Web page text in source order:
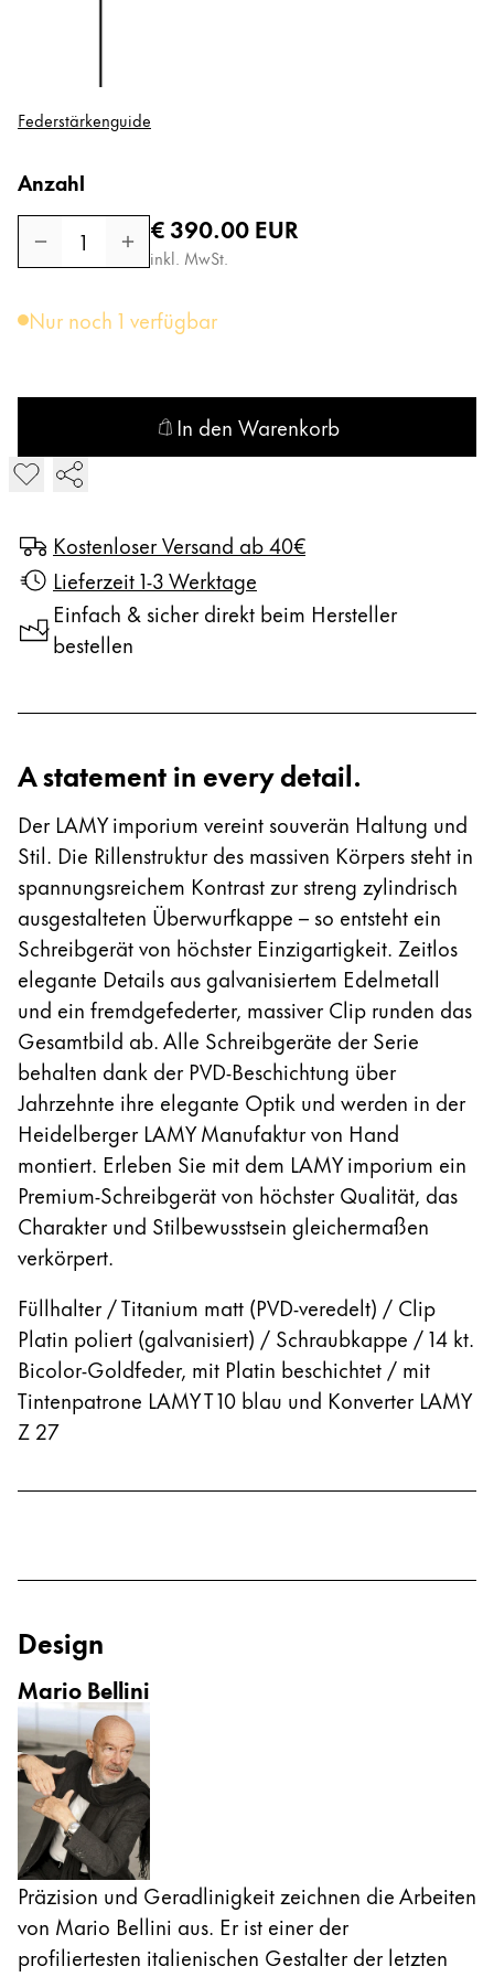
Federstärkenguide
Anzahl
1
Regulärer Preis
€ 390.00EUR
inkl. MwSt.
Nur noch 1 verfügbar
In den Warenkorb
LAMY imporium Füllhalter in den Warenkorb legen
Kostenloser Versand ab 40€
Lieferzeit 1-3 Werktage
Einfach & sicher direkt beim Hersteller
bestellen
A statement in every detail.
Der LAMY imporium vereint souverän Haltung und
Stil. Die Rillenstruktur des massiven Körpers steht in
spannungsreichem Kontrast zur streng zylindrisch
ausgestalteten Überwurfkappe – so entsteht ein
Schreibgerät von höchster Einzigartigkeit. Zeitlos
elegante Details aus galvanisiertem Edelmetall
und ein fremdgefederter, massiver Clip runden das
Gesamtbild ab. Alle Schreibgeräte der Serie
behalten dank der PVD-Beschichtung über
Jahrzehnte ihre elegante Optik und werden in der
Heidelberger LAMY Manufaktur von Hand
montiert. Erleben Sie mit dem LAMY imporium ein
Premium-Schreibgerät von höchster Qualität, das
Charakter und Stilbewusstsein gleichermaßen
verkörpert.
Füllhalter / Titanium matt (PVD-veredelt) / Clip
Platin poliert (galvanisiert) / Schraubkappe / 14 kt.
Bicolor-Goldfeder, mit Platin beschichtet / mit
Tintenpatrone LAMY T 10 blau und Konverter LAMY
Z 27
Design
Mario Bellini
Präzision und Geradlinigkeit zeichnen die Arbeiten
von Mario Bellini aus. Er ist einer der
profiliertesten italienischen Gestalter der letzten